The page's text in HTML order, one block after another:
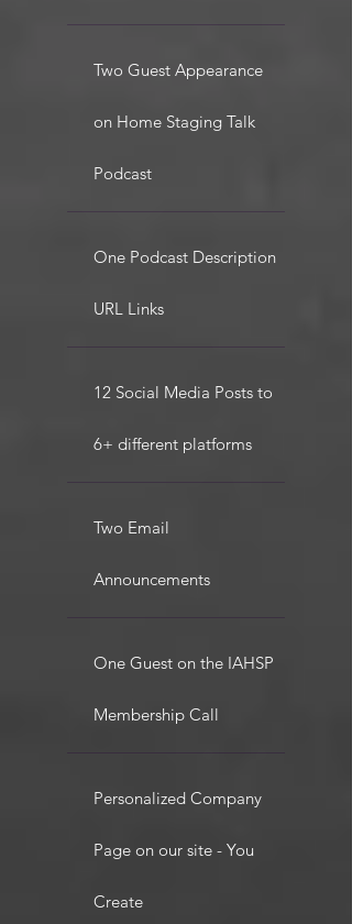
Two Guest Appearance
on Home Staging Talk
Podcast
One Podcast Description
URL Links
12 Social Media Posts to
6+ different platforms
Two Email
Announcements
One Guest on the IAHSP
Membership Call
Personalized Company
Page on our site - You
Create